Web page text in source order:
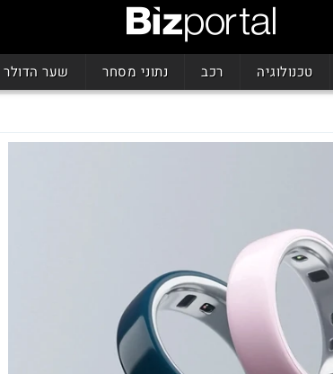
טכנולוגיה רכב נתוני מסחר שער הדולר